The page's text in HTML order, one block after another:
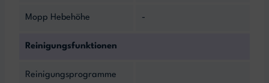
Mopp Hebehöhe -
Reinigungsfunktionen
Reinigungsprogramme